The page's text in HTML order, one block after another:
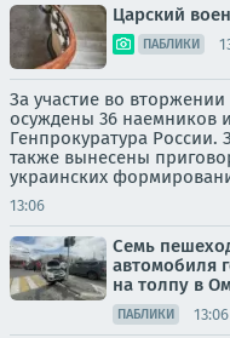
Царский
ПАБЛИКИ
За участие во
осуждены 36 наемников
Генпрокуратура России.
также вынесены
украинских
13:06
Семь
автомобиля
на толпу в
ПАБЛИКИ 13:06